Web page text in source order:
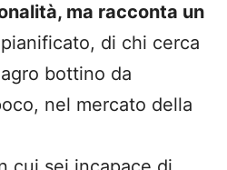
ma racconta un
di chi cerca
bottino da
nel mercato della